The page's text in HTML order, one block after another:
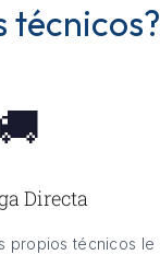
técnicos?
🚚
Directa
propios técnicos